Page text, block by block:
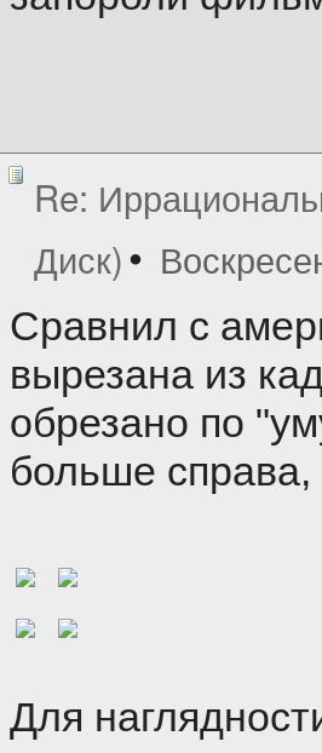
Re:
Диск)
Сравнил с
вырезана из
обрезано по
больше
Для